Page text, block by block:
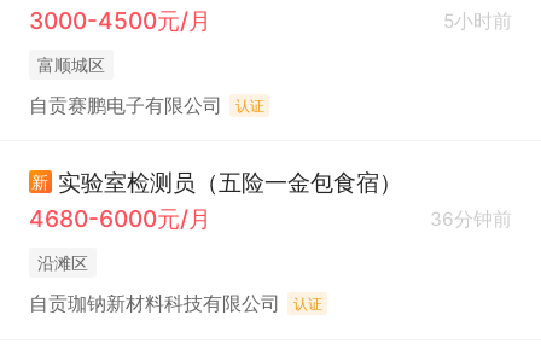
3000-4500元/月
5小时前
富顺城区
自贡赛鹏电子有限公司 认证
新 实验室检测员（五险一金包食宿）
4680-6000元/月
36分钟前
沿滩区
自贡珈钠新材料科技有限公司 认证